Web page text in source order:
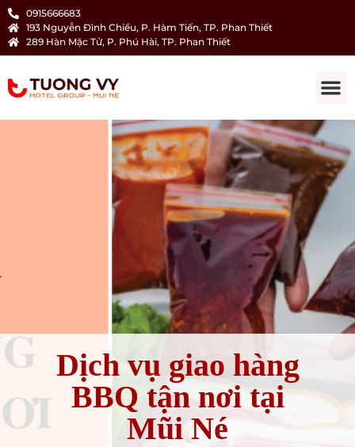
0915666683
193 Nguyễn Đình Chiểu, P. Hàm Tiến, TP. Phan Thiết
289 Hàn Mặc Tử, P. Phú Hài, TP. Phan Thiết
Dịch vụ giao hàng
BBQ tận nơi tại
Mũi Né